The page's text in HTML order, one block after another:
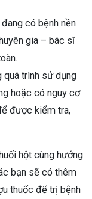
có bệnh nền
gia – bác sĩ
quá trình sử dụng
hoặc có nguy cơ
được kiểm tra,
hột cùng hướng
bạn sẽ có thêm
thuốc để trị bệnh